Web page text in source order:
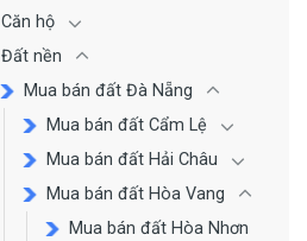
Căn hộ
Đất nền
Mua bán đất Đà Nẵng
Mua bán đất Cẩm Lệ
Mua bán đất Hải Châu
Mua bán đất Hòa Vang
Mua bán đất Hòa Nhơn